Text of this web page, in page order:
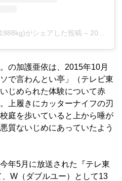
がシェアした投稿 – 2019年 7月月18日午後8時14分PDT
の加護亜依は、2015年10月
で言わんとい亭」（テレビ東
じめられた体験について赤
上履きにカッターナイフの刃
庭を歩いていると上から唾が
質ないじめにあっていたよう
年5月に放送された『テレ東
W（ダブルユー）として13